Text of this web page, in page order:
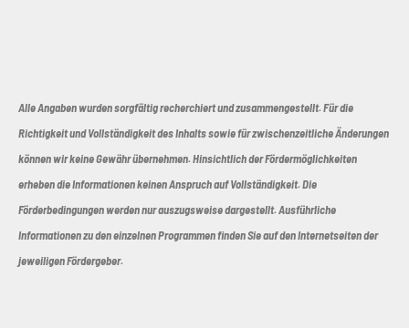
Alle Angaben wurden sorgfältig recherchiert und zusammengestellt. Für die
Richtigkeit und Vollständigkeit des Inhalts sowie für zwischenzeitliche Änderungen
können wir keine Gewähr übernehmen. Hinsichtlich der Fördermöglichkeiten
erheben die Informationen keinen Anspruch auf Vollständigkeit. Die
Förderbedingungen werden nur auszugsweise dargestellt. Ausführliche
Informationen zu den einzelnen Programmen finden Sie auf den Internetseiten der
jeweiligen Fördergeber.